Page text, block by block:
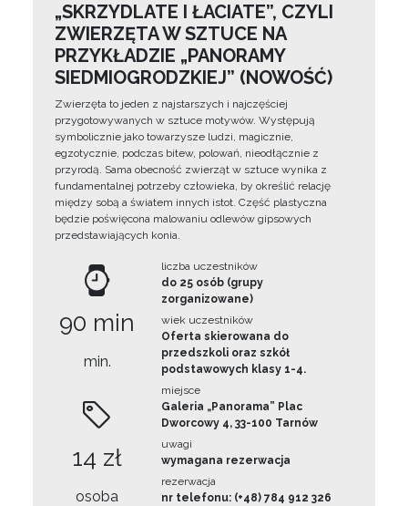
„SKRZYDLATE I ŁACIATE”, CZYLI
ZWIERZĘTA W SZTUCE NA
PRZYKŁADZIE „PANORAMY
SIEDMIOGRODZKIEJ” (NOWOŚĆ)
Zwierzęta to jeden z najstarszych i najczęściej
przygotowywanych w sztuce motywów. Występują
symbolicznie jako towarzysze ludzi, magicznie,
egzotycznie, podczas bitew, polowań, nieodłącznie z
przyrodą. Sama obecność zwierząt w sztuce wynika z
fundamentalnej potrzeby człowieka, by określić relację
między sobą a światem innych istot. Część plastyczna
będzie poświęcona malowaniu odlewów gipsowych
przedstawiających konia.
90 min
min.
14 zł
osoba
liczba uczestników
do 25 osób (grupy
zorganizowane)
wiek uczestników
Oferta skierowana do
przedszkoli oraz szkół
podstawowych klasy 1-4.
miejsce
Galeria „Panorama” Plac
Dworcowy 4, 33-100 Tarnów
uwagi
wymagana rezerwacja
rezerwacja
nr telefonu: (+48) 784 912 326